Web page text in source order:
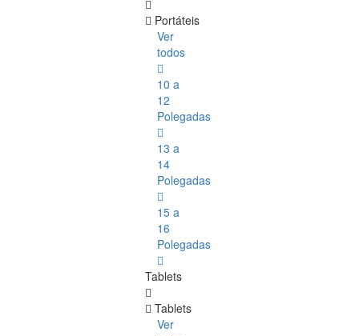
Portáteis
Ver
todos
10 a
12
Polegadas
13 a
14
Polegadas
15 a
16
Polegadas
Tablets
Tablets
Ver